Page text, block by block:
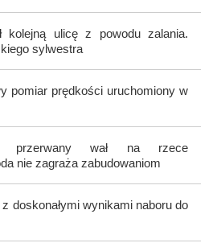
kolejną ulicę z powodu zalania.
sylwestra
pomiar prędkości uruchomiony w
przerwany wał na rzece
nie zagraża zabudowaniom
doskonałymi wynikami naboru do